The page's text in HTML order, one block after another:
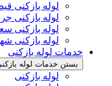
لوله بازکنی
لوله بازکنی
لوله بازکنی
لوله بازکنی
خدمات لوله بازکنی
بستن خدمات لوله
لوله بازکنی